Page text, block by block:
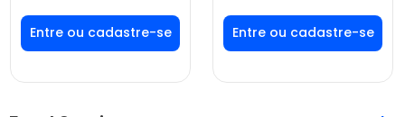
Faça seu login ou
cadastre-se para
ver preços e
Faça seu login ou
cadastre-se para
ver preços e